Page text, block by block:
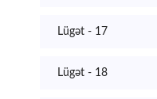
Lügət - 17
Lügət - 18